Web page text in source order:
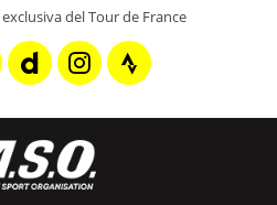
del Tour de France